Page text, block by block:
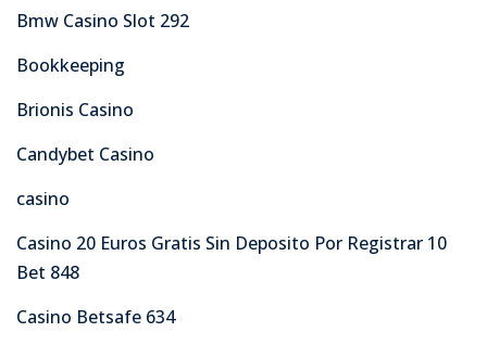
Bmw Casino Slot 292
Bookkeeping
Brionis Casino
Candybet Casino
casino
Casino 20 Euros Gratis Sin Deposito Por Registrar 10
Bet 848
Casino Betsafe 634